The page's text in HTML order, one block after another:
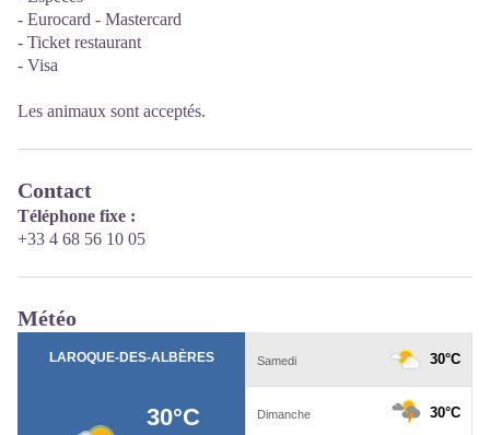
- Eurocard - Mastercard
- Ticket restaurant
- Visa
Les animaux sont acceptés.
Contact
Téléphone fixe :
+33 4 68 56 10 05
Météo